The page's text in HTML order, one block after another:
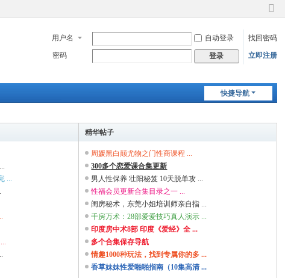
切
到
窄
版
用户名 自动登录 找回密码
密码 登录 立即注册
快捷导航
...
精华帖子
周媛黑白颠尤物之门性商课程 ...
300多个恋爱课合集更新
男人性保养 壮阳秘笈 10天脱单攻 ...
性福会员更新合集目录之一 ...
闺房秘术，东莞小姐培训师亲自指 ...
千房万术：28部爱爱技巧真人演示 ...
印度房中术8部 印度《爱经》全 ...
多个合集保存导航
情趣1000种玩法，找到专属你的多 ...
香草妹妹性爱啪啪指南（10集高清 ...